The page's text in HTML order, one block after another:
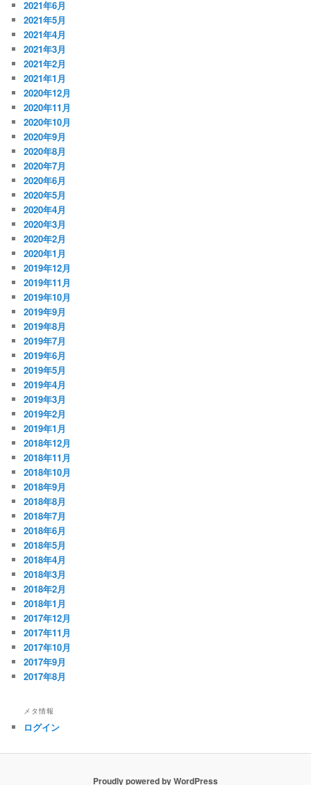
2021年6月
2021年5月
2021年4月
2021年3月
2021年2月
2021年1月
2020年12月
2020年11月
2020年10月
2020年9月
2020年8月
2020年7月
2020年6月
2020年5月
2020年4月
2020年3月
2020年2月
2020年1月
2019年12月
2019年11月
2019年10月
2019年9月
2019年8月
2019年7月
2019年6月
2019年5月
2019年4月
2019年3月
2019年2月
2019年1月
2018年12月
2018年11月
2018年10月
2018年9月
2018年8月
2018年7月
2018年6月
2018年5月
2018年4月
2018年3月
2018年2月
2018年1月
2017年12月
2017年11月
2017年10月
2017年9月
2017年8月
メタ情報
ログイン
Proudly powered by WordPress